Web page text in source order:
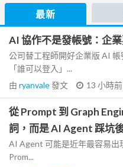
最新
AI 協作不是發帳號：企
公司替工程師開好企業版 AI
「誰可以登入」...
由 ryanvale發文 13 小時前
從 Prompt 到 Graph
詞，而是 AI Agent 踩坑
AI Agent 可能是近年最容易出
Prom...